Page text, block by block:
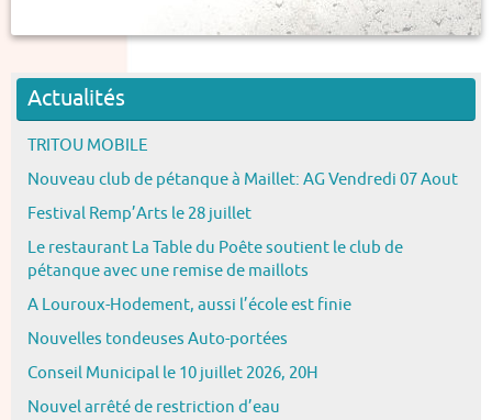
Actualités
TRITOU MOBILE
Nouveau club de pétanque à Maillet: AG Vendredi 07 Aout
Festival Remp’Arts le 28 juillet
Le restaurant La Table du Poête soutient le club de
pétanque avec une remise de maillots
A Louroux-Hodement, aussi l’école est finie
Nouvelles tondeuses Auto-portées
Conseil Municipal le 10 juillet 2026, 20H
Nouvel arrêté de restriction d’eau